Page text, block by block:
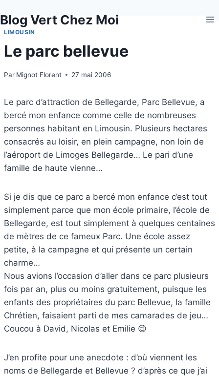
au
contenu
Blog Vert Chez Moi
LIMOUSIN
Le parc bellevue
Par Mignot Florent 27 mai 2006
Le parc d’attraction de Bellegarde, Parc Bellevue, a
bercé mon enfance comme celle de nombreuses
personnes habitant en Limousin. Plusieurs hectares
consacrés au loisir, en plein campagne, non loin de
l’aéroport de Limoges Bellegarde… Le pari d’une
famille de haute vienne…
Si je dis que ce parc a bercé mon enfance c’est tout
simplement parce que mon école primaire, l’école de
Bellegarde, est tout simplement à quelques centaines
de mètres de ce fameux Parc. Une école assez
petite, à la campagne et qui présente un certain
charme…
Nous avions l’occasion d’aller dans ce parc plusieurs
fois par an, plus ou moins gratuitement, puisque les
enfants des propriétaires du parc Bellevue, la famille
Chrétien, faisaient parti de mes camarades de jeu…
Coucou à David, Nicolas et Emilie 😉
J’en profite pour une anecdote : d’où viennent les
noms de Bellegarde et Bellevue ? d’après ce que j’ai